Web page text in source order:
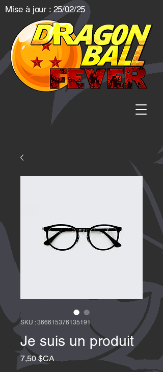
Mise à jour : 25/02/25
SKU : 366615376135191
Je suis un produit
7,50 $CAPrix